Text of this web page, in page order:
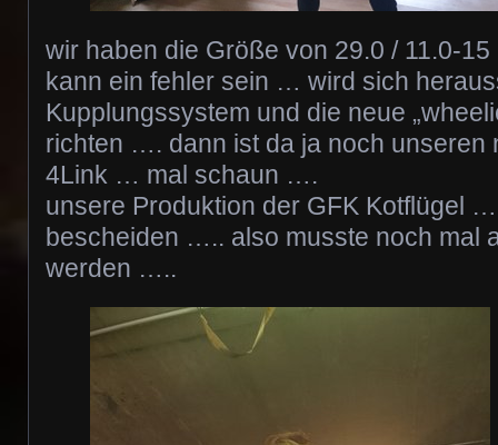
wir haben die Größe von 29.0 / 11.0-
kann ein fehler sein … wird sich
Kupplungssystem und die neue
richten …. dann ist da ja noch unseren
4Link … mal schaun ….
unsere Produktion der GFK Kotflügel
bescheiden ….. also musste noch mal
werden …..